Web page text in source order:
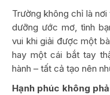
Trường không chỉ là
dưỡng ước mơ, tình
vui khi giải được một
hay một cái bắt tay
hành – tất cả tạo nên
Hạnh phúc không